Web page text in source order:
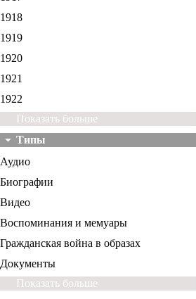
1918
1919
1920
1921
1922
Показать больше
Типы
Аудио
Биографии
Видео
Воспоминания и мемуары
Гражданская война в образах
Документы
Показать больше